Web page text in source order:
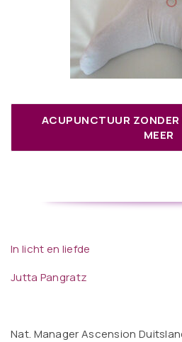
ACUPUNCTUUR ZONDER
MEER
In licht en liefde
Jutta Pangratz
Nat. Manager Ascension